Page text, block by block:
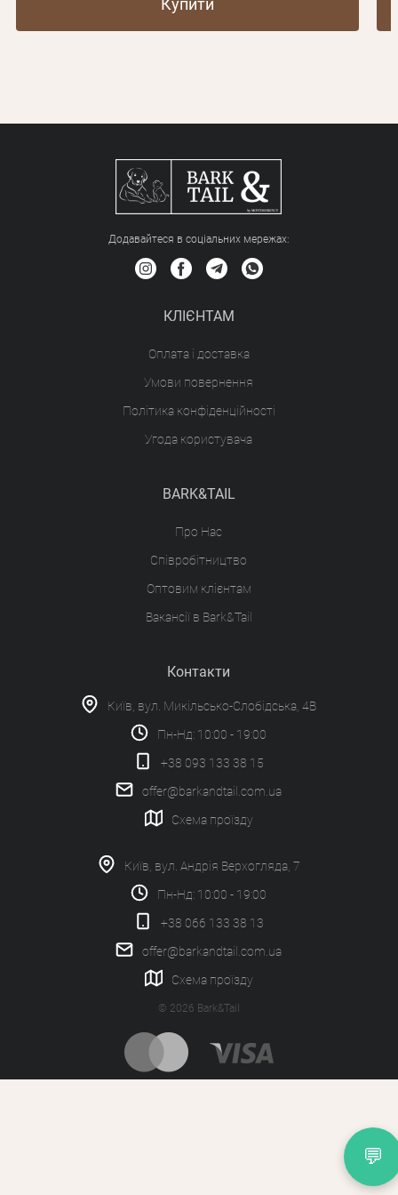
Купити
Додавайтеся в соціальних мережах:
КЛІЄНТАМ
Оплата і доставка
Умови повернення
Політика конфіденційності
Угода користувача
BARK&TAIL
Про Нас
Співробітництво
Оптовим клієнтам
Вакансії в Bark&Tail
Контакти
Київ, вул. Микільсько-Слобідська, 4В
Пн-Нд: 10:00 - 19:00
+38 093 133 38 15
offer@barkandtail.com.ua
Схема проїзду
Київ, вул. Андрія Верхогляда, 7
Пн-Нд: 10:00 - 19:00
+38 066 133 38 13
offer@barkandtail.com.ua
Схема проїзду
© 2026 Bark&Tail
💬